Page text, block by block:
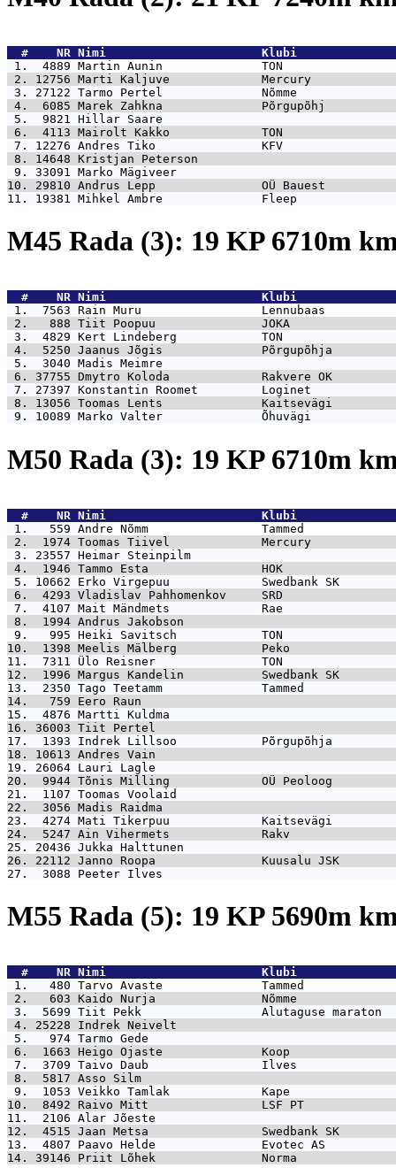
  #    NR
Nimi                      Klubi
1.  4889 Martin Aunin              TON
2. 12756 Marti Kaljuve             Mercury
3. 27122 Tarmo Pertel              Nõmme
4.  6085 Marek Zahkna              Põrgupõhj
5.  9821 Hillar Saare
6.  4113 Mairolt Kakko             TON
7. 12276 Andres Tiko               KFV
8. 14648 Kristjan Peterson
9. 33091 Marko Mägiveer
10. 29810 Andrus Lepp               OÜ Bauest
11. 19381 Mihkel Ambre              Fleep
M45 Rada (3): 19 KP 6710m
  #    NR
Nimi                      Klubi
1.  7563 Rain Muru                 Lennubaas
2.   888 Tiit Poopuu               JOKA
3.  4829 Kert Lindeberg            TON
4.  5250 Jaanus Jõgis              Põrgupõhja
5.  3040 Madis Meimre
6. 37755 Dmytro Koloda             Rakvere OK
7. 27397 Konstantin Roomet         Loginet
8. 13056 Toomas Lents              Kaitsevägi
9. 10089 Marko Valter              Õhuvägi
M50 Rada (3): 19 KP 6710m
  #    NR
Nimi                      Klubi
1.   559 Andre Nõmm                Tammed
2.  1974 Toomas Tiivel             Mercury
3. 23557 Heimar Steinpilm
4.  1946 Tammo Esta                HOK
5. 10662 Erko Virgepuu             Swedbank SK
6.  4293 Vladislav Pahhomenkov     SRD
7.  4107 Mait Mändmets             Rae
8.  1994 Andrus Jakobson
9.   995 Heiki Savitsch            TON
10.  1398 Meelis Mälberg            Peko
11.  7311 Ülo Reisner               TON
12.  1996 Margus Kandelin           Swedbank SK
13.  2350 Tago Teetamm              Tammed
14.   759 Eero Raun
15.  4876 Martti Kuldma
16. 36003 Tiit Pertel
17.  1393 Indrek Lillsoo            Põrgupõhja
18. 10613 Andres Vain
19. 26064 Lauri Lagle
20.  9944 Tõnis Milling             OÜ Peoloog
21.  1107 Toomas Voolaid
22.  3056 Madis Raidma
23.  4274 Mati Tikerpuu             Kaitsevägi
24.  5247 Ain Vihermets             Rakv
25. 20436 Jukka Halttunen
26. 22112 Janno Roopa               Kuusalu JSK
27.  3088 Peeter Ilves
M55 Rada (5): 19 KP 5690m
  #    NR
Nimi                      Klubi
1.   480 Tarvo Avaste              Tammed
2.   603 Kaido Nurja               Nõmme
3.  5699 Tiit Pekk                 Alutaguse maraton
4. 25228 Indrek Neivelt
5.   974 Tarmo Gede
6.  1663 Heigo Ojaste              Koop
7.  3709 Taivo Daub                Ilves
8.  5817 Asso Silm
9.  1053 Veikko Tamlak             Kape
10.  8492 Raivo Mitt                LSF PT
11.  2106 Alar Jõeste
12.  4515 Jaan Metsa                Swedbank SK
13.  4807 Paavo Helde               Evotec AS
14. 39146 Priit Lõhek               Norma